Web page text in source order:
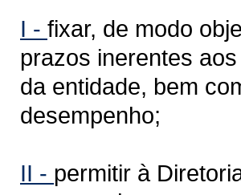
I - fixar, de modo
prazos inerentes
da entidade, bem
desempenho;
II - permitir à